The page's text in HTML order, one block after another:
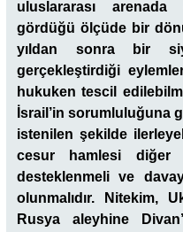
uluslararası
gördüğü ölçüde bir
yıldan sonra bir
gerçekleştirdiği
hukuken tescil
İsrail’in sorumluluğuna
istenilen şekilde
cesur hamlesi diğer
desteklenmeli ve
olunmalıdır. Nitekim,
Rusya aleyhine